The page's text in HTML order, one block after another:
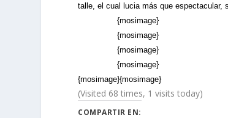
talle, el cual lucia más que espectacular,
{mosimage}
{mosimage}
{mosimage}
{mosimage}
{mosimage}{mosimage}
(Visited 68 times, 1 visits today)
COMPARTIR EN: